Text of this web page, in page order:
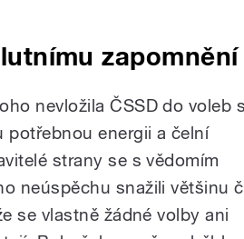
zapomnění
nevložila ČSSD do voleb
potřebnou energii a čelní
strany se s vědomím
neúspěchu snažili většinu
se vlastně žádné volby ani